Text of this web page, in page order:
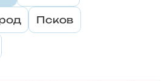
Псков